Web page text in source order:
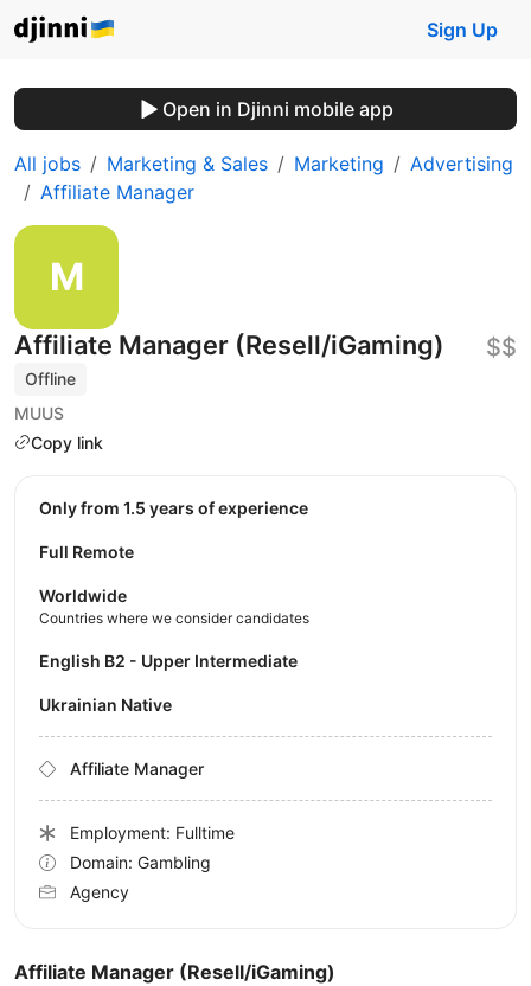
Sign Up
Open in Djinni mobile app
All jobs Marketing & Sales Marketing
Advertising
Affiliate Manager
Affiliate Manager (Resell/iGaming)
Offline
MUUS
Copy link
$$
Affiliate Manager (Resell/iGaming)
Only from 1.5 years of experience
Full Remote
Worldwide
Countries where we consider candidates
English B2 - Upper Intermediate
Ukrainian Native
Affiliate Manager
Employment: Fulltime
Domain: Gambling
Agency